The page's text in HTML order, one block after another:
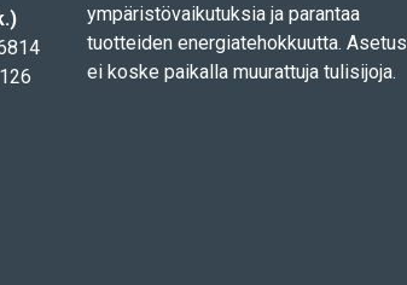
ympäristövaikutuksia ja parantaa
tuotteiden energiatehokkuutta. Asetus
ei koske paikalla muurattuja tulisijoja.